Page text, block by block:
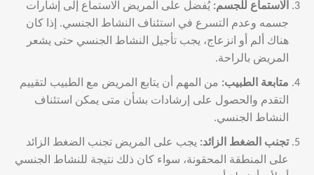
الاستماع للجسم: يُفضل على المريض الاستماع إلى إشارات
جسمه وعدم التسرع في استئناف النشاط الجنسي. إذا كان
هناك ألم أو انزعاج، يجب تأجيل النشاط الجنسي حتى يشعر
المريض بالراحة.
متابعة الطبيب: من المهم أن يتابع المريض مع الطبيب لتقييم
التقدم والحصول على إرشادات بشأن متى يمكن استئناف
النشاط الجنسي.
تجنب الضغط الزائد: يجب على المريض تجنب الضغط الزائد
على المنطقة المحقونة، سواء كان ذلك نتيجة للنشاط الجنسي